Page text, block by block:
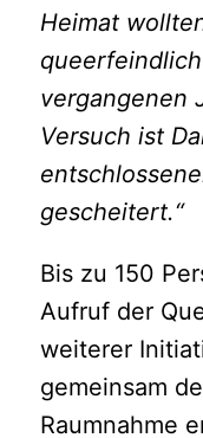
Heimat
vergangenen
Versuch ist
gescheitert.“
Bis zu 150
Aufruf der
weiterer
gemeinsam
Raumnahme